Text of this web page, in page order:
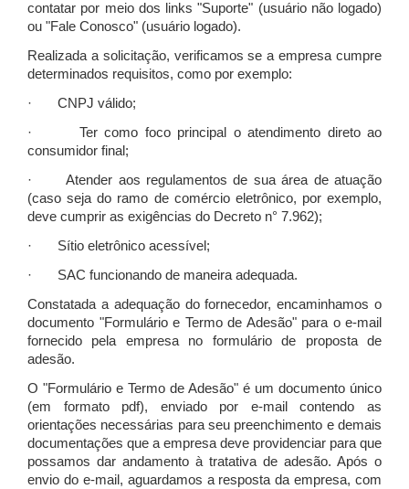
contatar por meio dos links "Suporte" (usuário não logado)
ou "Fale Conosco" (usuário logado).
Realizada a solicitação, verificamos se a empresa cumpre
determinados requisitos, como por exemplo:
· CNPJ válido;
· Ter como foco principal o atendimento direto ao
consumidor final;
· Atender aos regulamentos de sua área de atuação
(caso seja do ramo de comércio eletrônico, por exemplo,
deve cumprir as exigências do Decreto n° 7.962);
· Sítio eletrônico acessível;
· SAC funcionando de maneira adequada.
Constatada a adequação do fornecedor, encaminhamos o
documento "Formulário e Termo de Adesão" para o e-mail
fornecido pela empresa no formulário de proposta de
adesão.
O "Formulário e Termo de Adesão" é um documento único
(em formato pdf), enviado por e-mail contendo as
orientações necessárias para seu preenchimento e demais
documentações que a empresa deve providenciar para que
possamos dar andamento à tratativa de adesão. Após o
envio do e-mail, aguardamos a resposta da empresa, com